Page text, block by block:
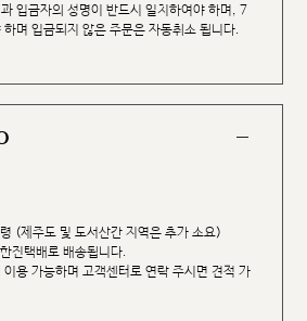
입금자의 성명이 반드시 일치하여야 하며, 7
며 입금되지 않은 주문은 자동취소 됩니다.
(제주도 및 도서산간 지역은 추가 소요)
진택배로 배송됩니다.
용 가능하며 고객센터로 연락 주시면 견적 가